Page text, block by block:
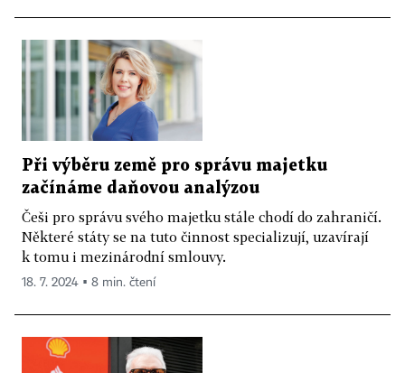
Při výběru země pro správu majetku
začínáme daňovou analýzou
Češi pro správu svého majetku stále chodí do zahraničí.
Některé státy se na tuto činnost specializují, uzavírají
k tomu i mezinárodní smlouvy.
18. 7. 2024 ▪ 8 min. čtení